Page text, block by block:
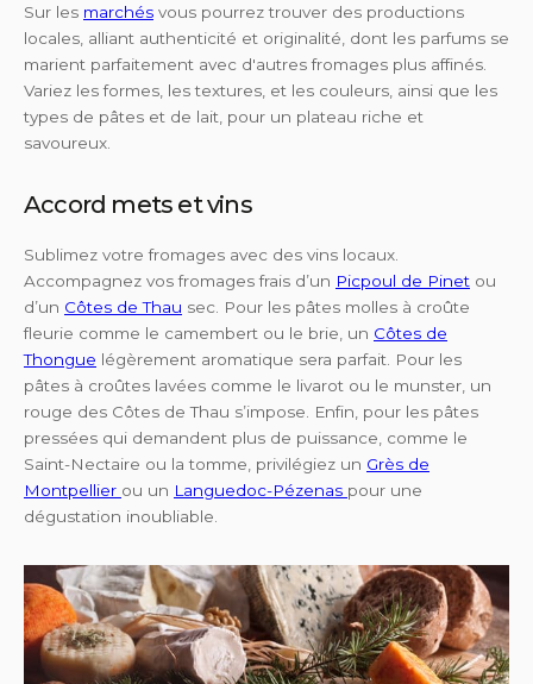
Sur les marchés vous pourrez trouver des productions
locales, alliant authenticité et originalité, dont les parfums se
marient parfaitement avec d'autres fromages plus affinés.
Variez les formes, les textures, et les couleurs, ainsi que les
types de pâtes et de lait, pour un plateau riche et
savoureux.
Accord mets et vins
Sublimez votre fromages avec des vins locaux.
Accompagnez vos fromages frais d’un Picpoul de Pinet ou
d’un Côtes de Thau sec. Pour les pâtes molles à croûte
fleurie comme le camembert ou le brie, un Côtes de
Thongue légèrement aromatique sera parfait. Pour les
pâtes à croûtes lavées comme le livarot ou le munster, un
rouge des Côtes de Thau s’impose. Enfin, pour les pâtes
pressées qui demandent plus de puissance, comme le
Saint-Nectaire ou la tomme, privilégiez un Grès de
Montpellier ou un Languedoc-Pézenas pour une
dégustation inoubliable.